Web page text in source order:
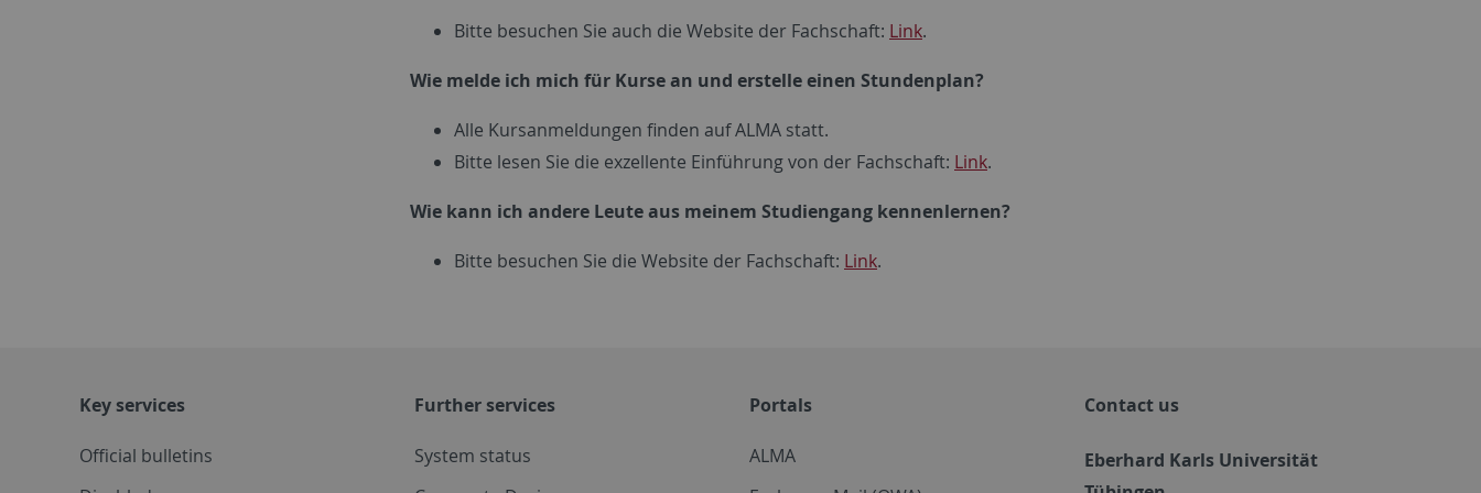
Bitte besuchen Sie auch die Website der Fachschaft: Link.
Wie melde ich mich für Kurse an und erstelle einen Stundenplan?
Alle Kursanmeldungen finden auf ALMA statt.
Bitte lesen Sie die exzellente Einführung von der Fachschaft: Link.
Wie kann ich andere Leute aus meinem Studiengang kennenlernen?
Bitte besuchen Sie die Website der Fachschaft: Link.
Key services
Official bulletins
Further services
System status
Portals
ALMA
Contact us
Eberhard Karls Universität